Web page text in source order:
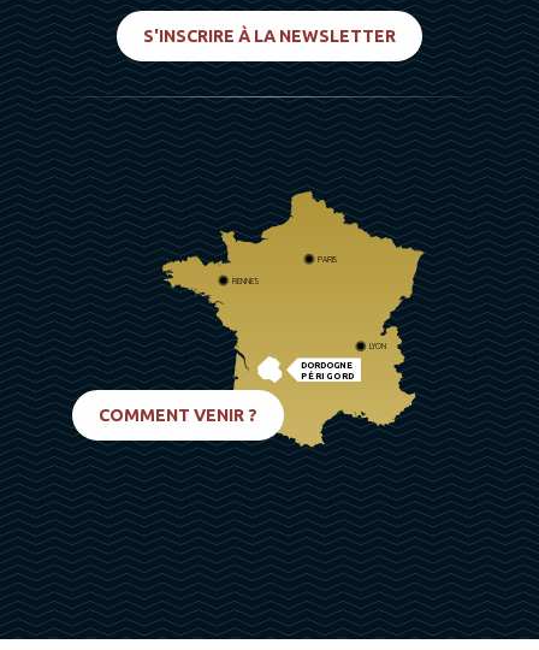
S'INSCRIRE À LA NEWSLETTER
DORDOGNE
PÉRIGORD
PARIS
RENNES
LYON
COMMENT VENIR ?